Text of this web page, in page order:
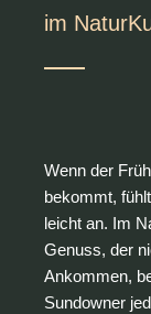
im
Wenn der
bekommt,
leicht an. Im
Genuss, der
Ankommen,
Sundowner